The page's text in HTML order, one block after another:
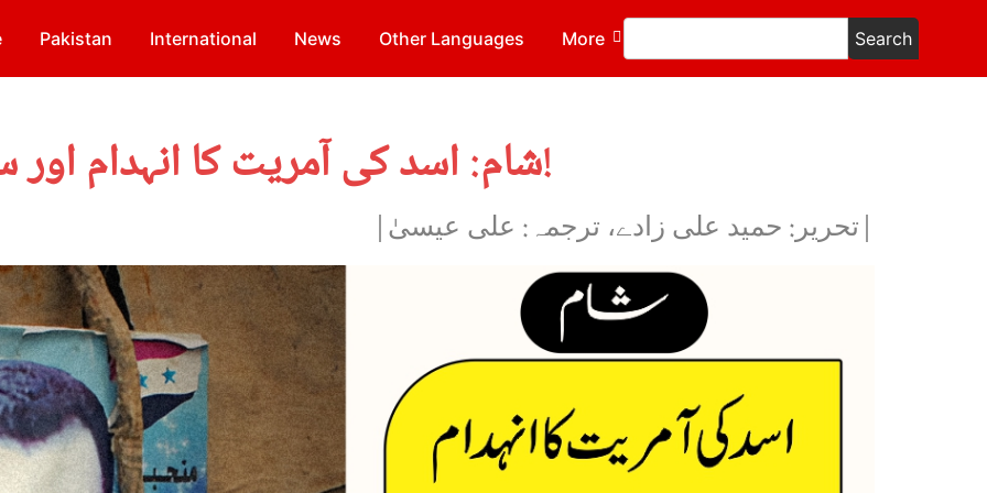
Pakistan International News Other Languages More Search
شام: اسد کی آمریت کا انہدام اور سامراجی گماشتوں کا راج!
|تحریر: حمید علی زادے، ترجمہ: علی عیسیٰ|